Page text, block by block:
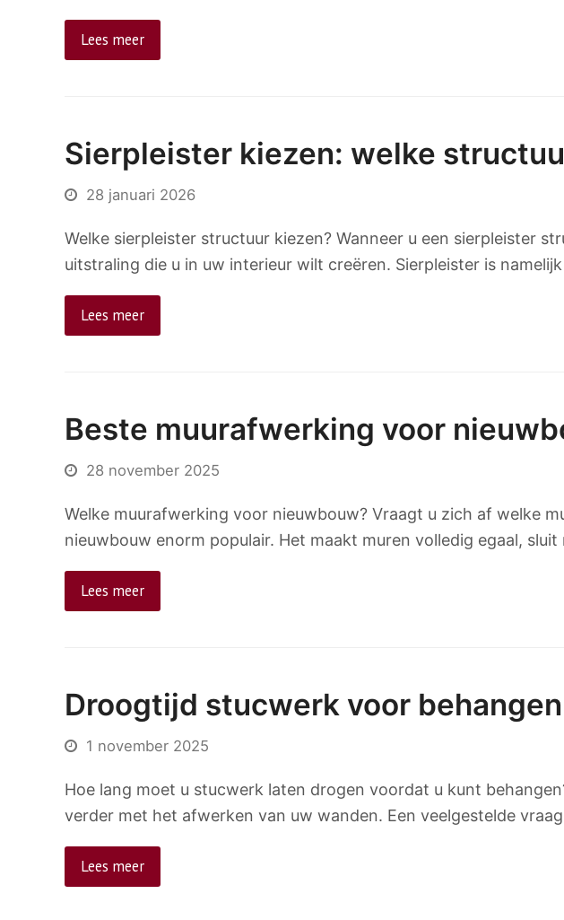
Lees meer
Sierpleister kiezen: welke
28 januari 2026
Welke sierpleister structuur kiezen? Wanneer u een sierpleister
uitstraling die u in uw interieur wilt creëren. Sierpleister is
Lees meer
Beste muurafwerking voor
28 november 2025
Welke muurafwerking voor nieuwbouw? Vraagt u zich af welke
nieuwbouw enorm populair. Het maakt muren volledig egaal,
Lees meer
Droogtijd stucwerk voor behangen
1 november 2025
Hoe lang moet u stucwerk laten drogen voordat u kunt
verder met het afwerken van uw wanden. Een veelgestelde
Lees meer